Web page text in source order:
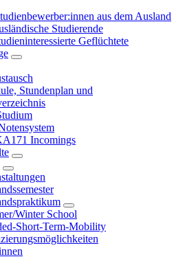
aus dem Ausland
Studierende
Geflüchtete
Stundenplan und
Incomings
Winter School
Short-Term-Mobility